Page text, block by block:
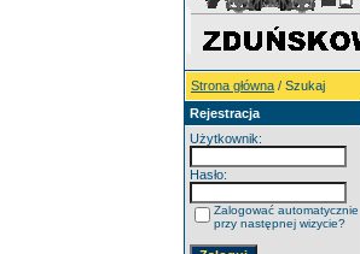
Strona główna / Szukaj
Rejestracja
Użytkownik:
Hasło:
Zalogować automatycznie
przy następnej wizycie?